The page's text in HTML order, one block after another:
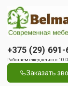
+375 (29) 691-
Работаем ежедневно с
Заказать